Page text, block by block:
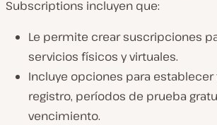
Subscriptions incluyen que:
Le permite crear suscripciones
servicios físicos y virtuales.
Incluye opciones para establecer
registro, períodos de prueba
vencimiento.